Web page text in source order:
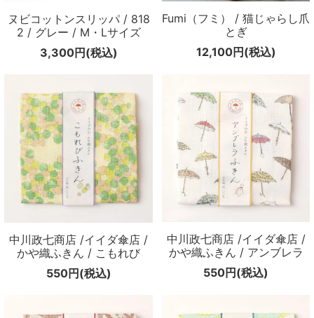
ヌビコットンスリッパ / 818
2 / グレー / M・Lサイズ
3,300円(税込)
Fumi（フミ） / 猫じゃらし爪
とぎ
12,100円(税込)
中川政七商店 /イイダ傘店 /
かや織ふきん / こもれび
550円(税込)
中川政七商店 /イイダ傘店 /
かや織ふきん / アンブレラ
550円(税込)